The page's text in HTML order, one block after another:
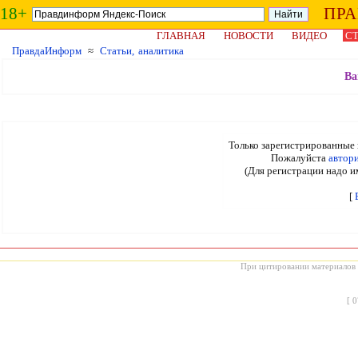
18+
ГЛАВНАЯ НОВОСТИ ВИДЕО
ПравдаИнформ ≈ Статьи, аналитика
Только
Пожалуйста
(Для регистрации надо
[
При цитировании материалов
[